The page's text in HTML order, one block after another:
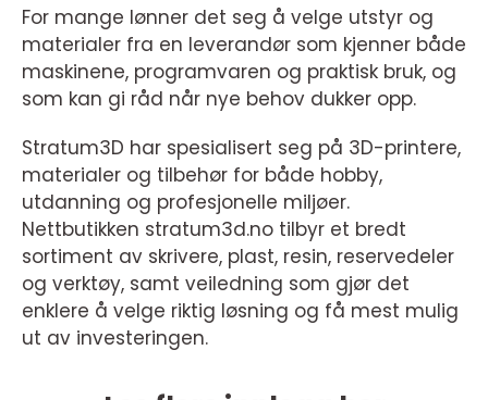
For mange lønner det seg å velge utstyr og
materialer fra en leverandør som kjenner både
maskinene, programvaren og praktisk bruk, og
som kan gi råd når nye behov dukker opp.
Stratum3D har spesialisert seg på 3D-printere,
materialer og tilbehør for både hobby,
utdanning og profesjonelle miljøer.
Nettbutikken stratum3d.no tilbyr et bredt
sortiment av skrivere, plast, resin, reservedeler
og verktøy, samt veiledning som gjør det
enklere å velge riktig løsning og få mest mulig
ut av investeringen.